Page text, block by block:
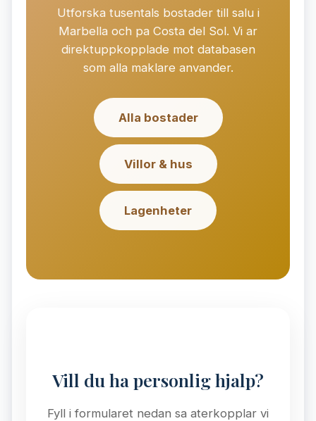
Utforska tusentals bostader till salu i
Marbella och pa Costa del Sol. Vi ar
direktuppkopplade mot databasen
som alla maklare anvander.
Alla bostader
Villor & hus
Lagenheter
Vill du ha personlig hjalp?
Fyll i formularet nedan sa aterkopplar vi